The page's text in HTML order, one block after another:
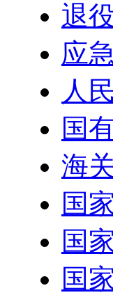
退
应
人
国
海
国
国
国